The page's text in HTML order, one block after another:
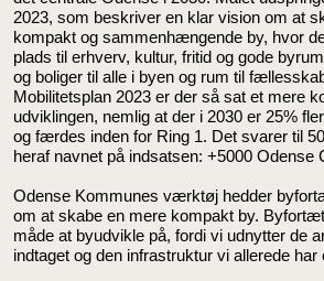
2023, som beskriver en klar vision om at
kompakt og sammenhængende by, hvor
plads til erhverv, kultur, fritid og gode
og boliger til alle i byen og rum til
Mobilitetsplan 2023 er der så sat et mere
udviklingen, nemlig at der i 2030 er 25%
og færdes inden for Ring 1. Det svarer til
heraf navnet på indsatsen: +5000 Odense
Odense Kommunes værktøj hedder
om at skabe en mere kompakt by.
måde at byudvikle på, fordi vi udnytter de
indtaget og den infrastruktur vi allerede har